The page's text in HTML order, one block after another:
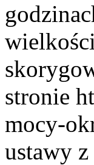
stronie
mocy-
ustawy